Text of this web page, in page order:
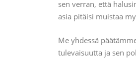
sen verran, että
asia pitäisi muistaa
Me yhdessä
tulevaisuutta ja sen